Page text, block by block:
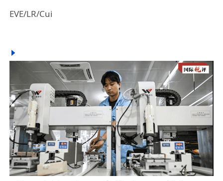
EVE/LR/Cui